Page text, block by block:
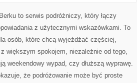
to serwis podróżniczy, który łączy
z użytecznymi wskazówkami. To
osób, które chcą wyjeżdżać częściej,
większym spokojem, niezależnie od tego,
weekendowy wypad, czy dłuższą wyprawę.
że podróżowanie może być proste